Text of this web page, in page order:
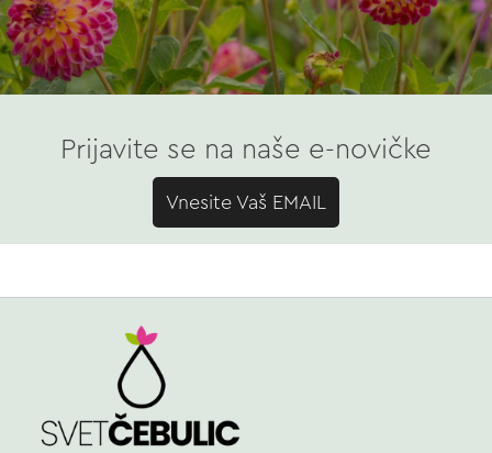
Prijavite se na naše e-novičke
Vnesite Vaš EMAIL